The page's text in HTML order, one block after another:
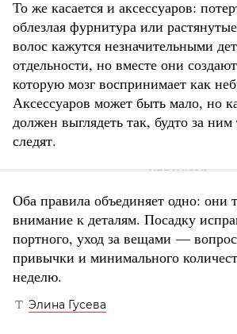
То же касается и аксессуаров:
облезлая фурнитура или
волос кажутся незначительными
отдельности, но вместе они
которую мозг воспринимает как
Аксессуаров может быть мало, но
должен выглядеть так, будто за
следят.
Оба правила объединяет одно: они
внимание к деталям. Посадку
портного, уход за вещами —
привычки и минимального
неделю.
Элина Гусева